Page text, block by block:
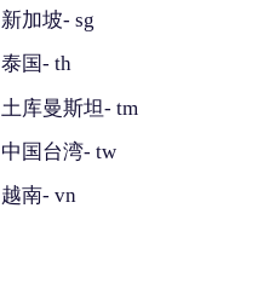
新加坡- sg
泰国- th
土库曼斯坦- tm
中国台湾- tw
越南- vn